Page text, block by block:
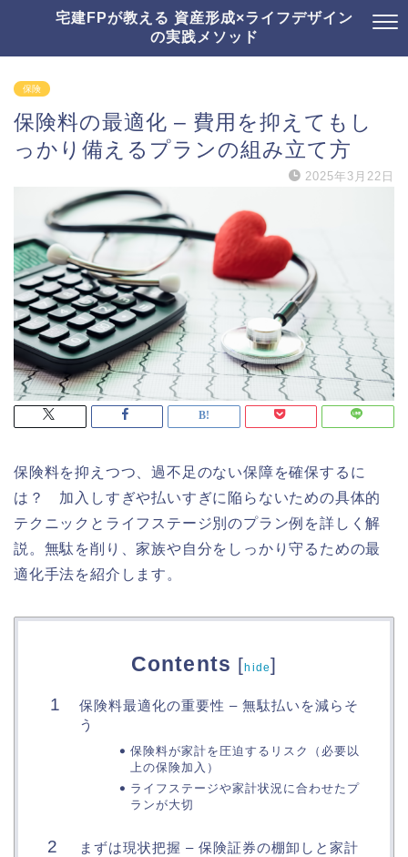
宅建FPが教える 資産形成×ライフデザイン
の実践メソッド
保険
保険料の最適化 – 費用を抑えてもし
っかり備えるプランの組み立て方
2025年3月22日
保険料を抑えつつ、過不足のない保障を確保するに
は？ 加入しすぎや払いすぎに陥らないための具体的
テクニックとライフステージ別のプラン例を詳しく解
説。無駄を削り、家族や自分をしっかり守るための最
適化手法を紹介します。
Contents [hide]
保険料最適化の重要性 – 無駄払いを減らそ
う
保険料が家計を圧迫するリスク（必要以
上の保険加入）
ライフステージや家計状況に合わせたプ
ランが大切
まずは現状把握 – 保険証券の棚卸しと家計